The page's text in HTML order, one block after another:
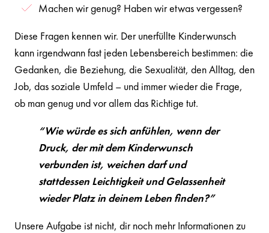
Machen wir genug? Haben wir etwas vergessen?
Diese Fragen kennen wir. Der unerfüllte Kinderwunsch
kann irgendwann fast jeden Lebensbereich bestimmen: die
Gedanken, die Beziehung, die Sexualität, den Alltag, den
Job, das soziale Umfeld – und immer wieder die Frage,
ob man genug und vor allem das Richtige tut.
“Wie würde es sich anfühlen, wenn der
Druck, der mit dem Kinderwunsch
verbunden ist, weichen darf und
stattdessen Leichtigkeit und Gelassenheit
wieder Platz in deinem Leben finden?”
Unsere Aufgabe ist nicht, dir noch mehr Informationen zu